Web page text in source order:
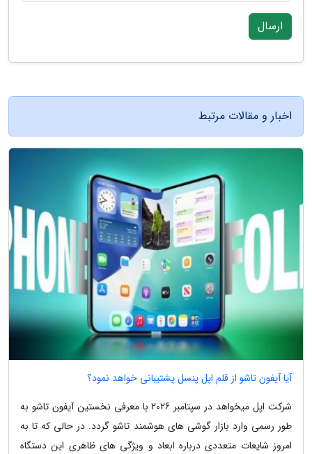
ارسال
اخبار و مقالات مرتبط
آیا آیفون تاشو از قلم اپل پنسل پشتیبانی خواهد نمود؟
شرکت اپل میخواهد در سپتامبر 2026 با معرفی نخستین آیفون تاشو به
طور رسمی وارد بازار گوشی های هوشمند تاشو گردد. در حالی که تا به
امروز شایعات متعددی درباره ابعاد و ویژگی های ظاهری این دستگاه